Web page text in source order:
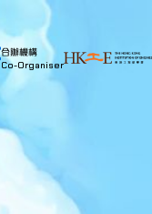
合辦機構
Co-Organiser